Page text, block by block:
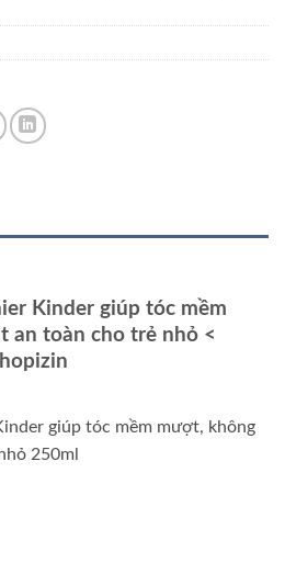
Kinder giúp tóc mềm
an toàn cho trẻ nhỏ <
giúp tóc mềm mượt, không
250ml